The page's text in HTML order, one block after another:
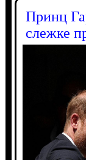
Принц
слежке